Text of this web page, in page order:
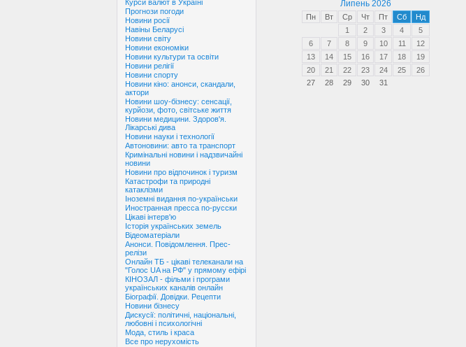
Курси валют в Україні
Прогнози погоди
Новини росії
Навіны Беларусі
Новини світу
Новини економіки
Новини культури та освіти
Новини релігії
Новини спорту
Новини кіно: анонси, скандали,
актори
Новини шоу-бізнесу: сенсації,
курйози, фото, світське життя
Новини медицини. Здоров'я.
Лікарські дива
Новини науки і технології
Автоновини: авто та транспорт
Кримінальні новини і надзвичайні
новини
Новини про відпочинок і туризм
Катастрофи та природні
катаклізми
Іноземні видання по-українськи
Иностранная пресса по-русски
Цікаві інтерв'ю
Історія українських земель
Відеоматеріали
Анонси. Повідомлення. Прес-
релізи
Онлайн ТБ - цікаві телеканали на
"Голос UA на РФ" у прямому ефірі
КІНОЗАЛ - фільми і програми
українських каналів онлайн
Біографії. Довідки. Рецепти
Новини бізнесу
Дискусії: політичні, національні,
любовні і психологічні
Мода, стиль і краса
Все про нерухомість
Липень 2026
Пн Вт Ср Чт Пт Сб
Нд
1
2 3 4
5
6
7 8 9 10 11
12
13
14 15 16 17 18
19
20
21 22 23 24 25
26
27
28 29 30 31